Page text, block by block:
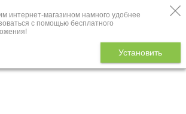
интернет-магазином намного удобнее
с помощью бесплатного
Установить